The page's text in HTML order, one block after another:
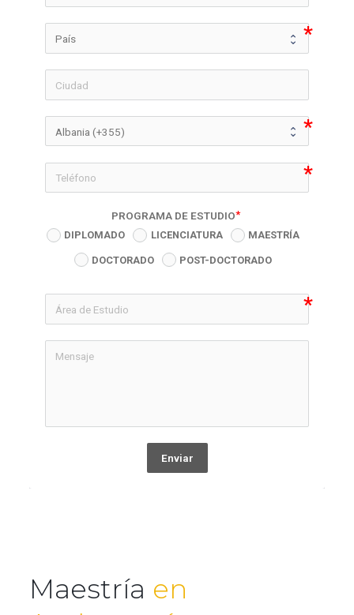
icon-
PROGRAMA DE ESTUDIO
DIPLOMADO LICENCIATURA MAESTRÍA
DOCTORADO POST-DOCTORADO
Enviar
Maestría en